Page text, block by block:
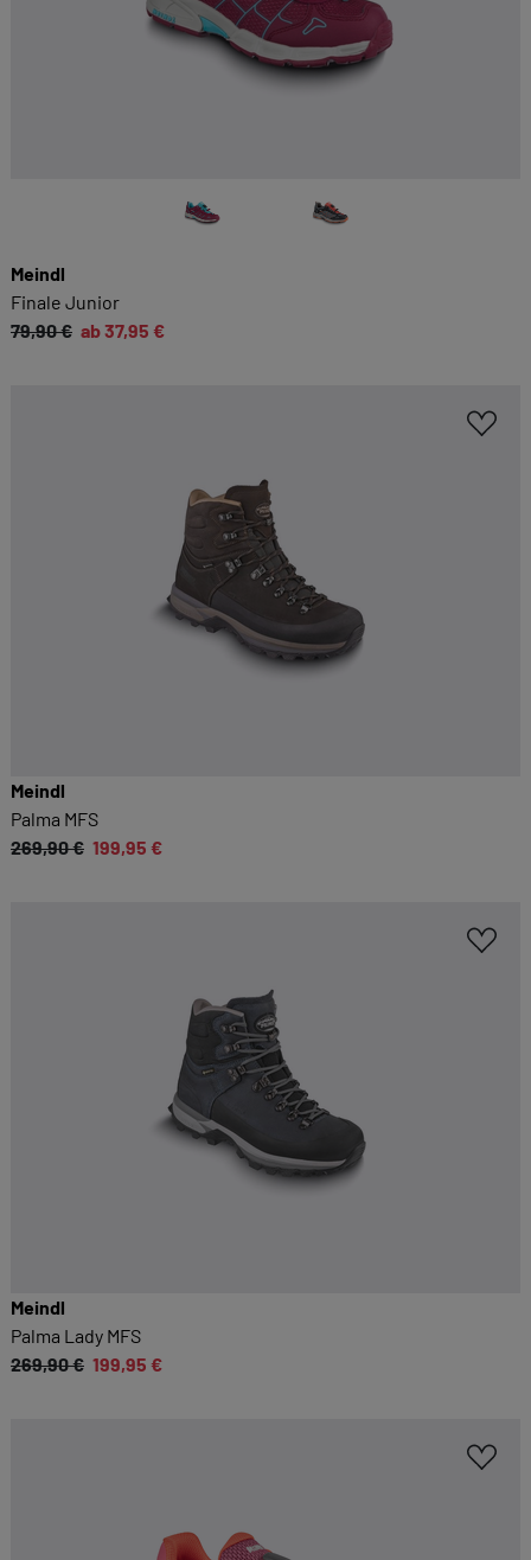
Meindl
Finale Junior
79,90 € ab 37,95 €
Meindl
Palma MFS
269,90 € 199,95 €
Meindl
Palma Lady MFS
269,90 € 199,95 €